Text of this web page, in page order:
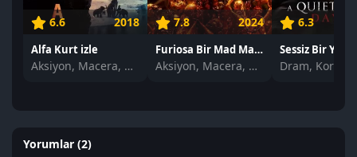
6.6 2018
Alfa Kurt izle
Aksiyon, Macera, Dram
7.8 2024
Furiosa Bir Mad Max Destanı izle
Aksiyon, Macera, Bilim Kurgu
6.3
Yorumlar (2)